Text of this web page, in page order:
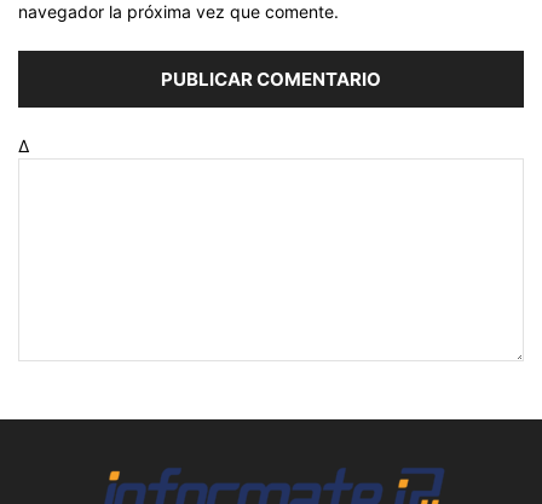
navegador la próxima vez que comente.
Δ